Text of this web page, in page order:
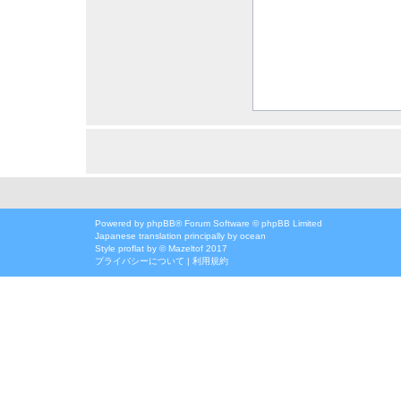
Powered by phpBB® Forum Software © phpBB Limited
Japanese translation principally by ocean
Style proflat by ©Mazeltof 2017
プライバシーについて | 利用規約